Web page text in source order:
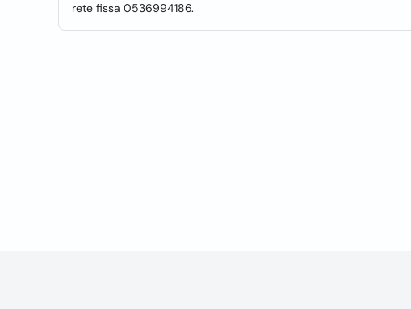
rete fissa 0536994186.